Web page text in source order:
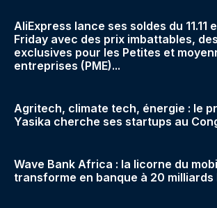
AliExpress lance ses soldes du 11.11
Friday avec des prix imbattables,
exclusives pour les Petites et
entreprises (PME)...
Agritech, climate tech, énergie : le
Yasika cherche ses startups au
Wave Bank Africa : la licorne du
transforme en banque à 20 milliards